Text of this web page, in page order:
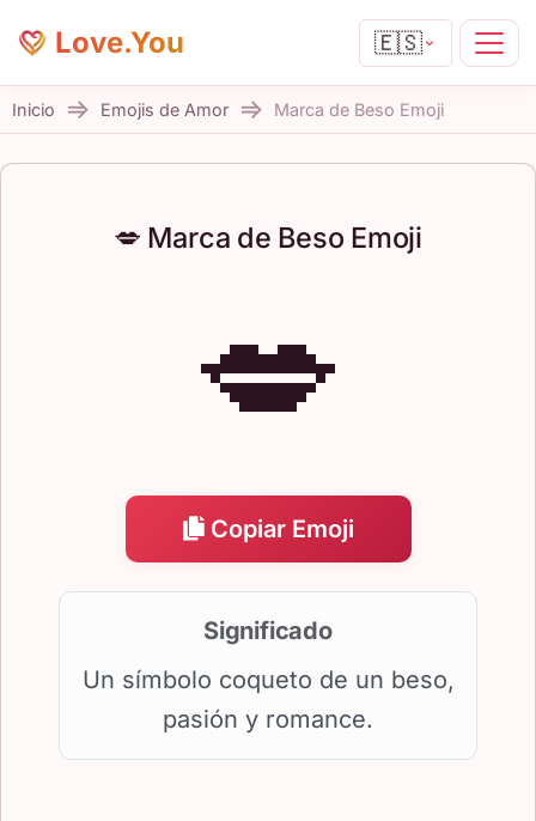
Love.You 🇪🇸
Inicio Emojis de Amor Marca de Beso Emoji
💋 Marca de Beso Emoji
💋
Copiar Emoji
Significado
Un símbolo coqueto de un beso,
pasión y romance.